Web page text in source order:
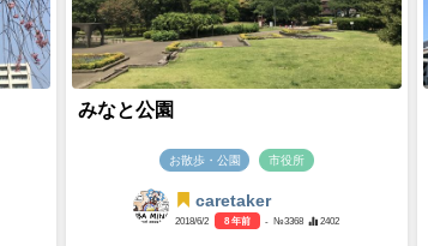
みなと公園
お散歩・公園 市役所
caretaker
2018/6/2 8 年前 - №3368 2402